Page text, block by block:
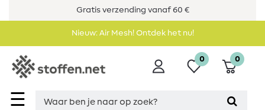
Gratis verzending vanaf 60 €
Nieuw: Air Mesh! Ontdek het nu!
☰
0 0